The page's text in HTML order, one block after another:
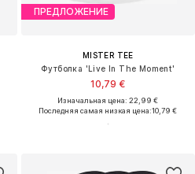
ПРЕДЛОЖЕНИЕ
MISTER TEE
Футболка 'Live In The Moment'
10,79 €
Изначальная цена: 22,99 €
Последняя самая низкая цена:10,79 €